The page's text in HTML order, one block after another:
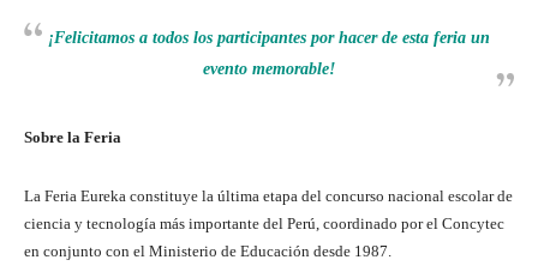
¡Felicitamos a todos los participantes por hacer de esta feria un
evento memorable!
Sobre la Feria
La Feria Eureka constituye la última etapa del concurso nacional escolar de
ciencia y tecnología más importante del Perú, coordinado por el Concytec
en conjunto con el Ministerio de Educación desde 1987.